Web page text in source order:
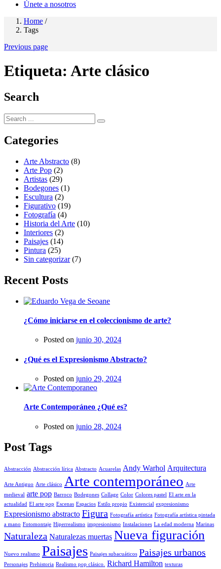
Únete a nosotros
Home /
Tags
Previous page
Etiqueta: Arte clásico
Search
Categories
Arte Abstracto (8)
Arte Pop (2)
Artistas (29)
Bodegones (1)
Escultura (2)
Figurativo (19)
Fotografía (4)
Historia del Arte (10)
Interiores (2)
Paisajes (14)
Pintura (25)
Sin categorizar(7)
Recent Posts
¿Cómo iniciarse en el coleccionismo de arte?
Posted on junio 30, 2024
¿Qué es el Expresionismo Abstracto?
Posted on junio 29, 2024
Arte Contemporáneo ¿Qué es?
Posted on junio 28, 2024
Post Tags
Abstracción Abstracción lírica Abstracto Acuarelas Andy Warhol Arquitectura
Arte Antiguo Arte clásico Arte contemporáneo Arte
medieval arte pop Barroco Bodegones Collage Color Colores pastel El arte en la
actualidad El arte pop Escenas Espacios Estilo propio Existencial expresionismo
Expresionismo abstracto Figura Fotografía artística Fotografía artística pintada
a mano Fotomontaje Hiperrealismo impresionismo Instalaciones La edad moderna Marinas
Naturaleza Naturalezas muertas Nueva figuración
Nuevo realismo Paisajes Paisajes subacuáticos Paisajes urbanos
Personajes Prehistoria Realismo pop clásico. Richard Hamilton texturas